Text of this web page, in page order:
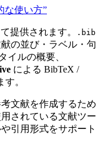
な使い方”
提供されます。 .bib
の並び・ラベル・句
イルの概要、
による BibTeX /
。
文献を作成するため
されている文献ツー
引用形式をサポート